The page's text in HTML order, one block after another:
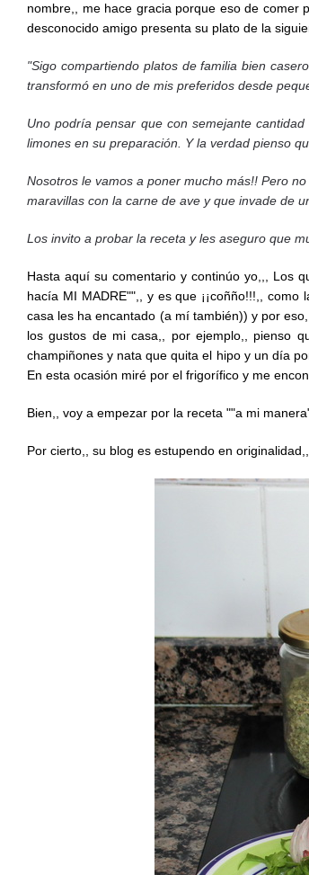
nombre,, me hace gracia porque eso de comer
desconocido amigo presenta su plato de la
"Sigo compartiendo platos de familia bien
transformó en uno de mis preferidos desde
Uno podría pensar que con semejante
limones en su preparación. Y la verdad pienso
Nosotros le vamos a poner mucho más!! Pero
maravillas con la carne de ave y que invade de
Los invito a probar la receta y les aseguro que
Hasta aquí su comentario y continúo yo,,, Los
hacía MI MADRE"",, y es que ¡¡coñño!!!,,
casa les ha encantado (a mí también)) y por
los gustos de mi casa,, por ejemplo,, pienso
champiñones y nata que quita el hipo y un día
En esta ocasión miré por el frigorífico y me
Bien,, voy a empezar por la receta ""a mi
Por cierto,, su blog es estupendo en